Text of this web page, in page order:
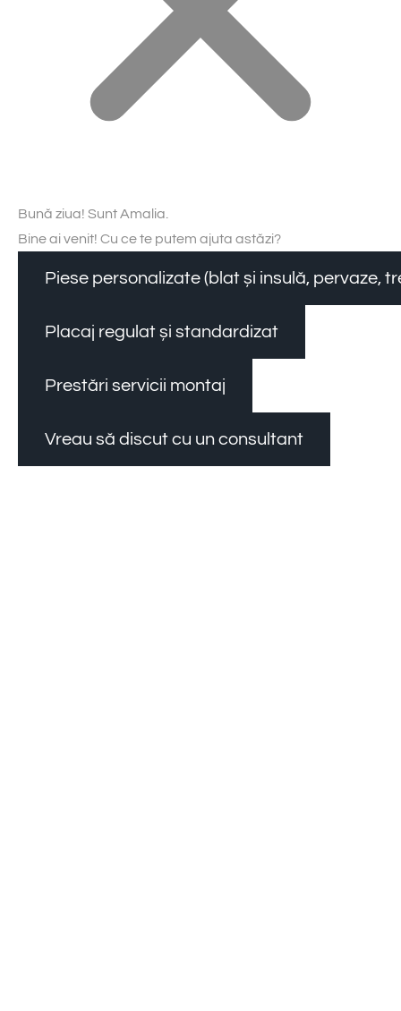
Bună ziua! Sunt Amalia.
Bine ai venit! Cu ce te putem ajuta astăzi?
Piese personalizate (blat și insulă, pervaze,
Placaj regulat și standardizat
Prestări servicii montaj
Vreau să discut cu un consultant